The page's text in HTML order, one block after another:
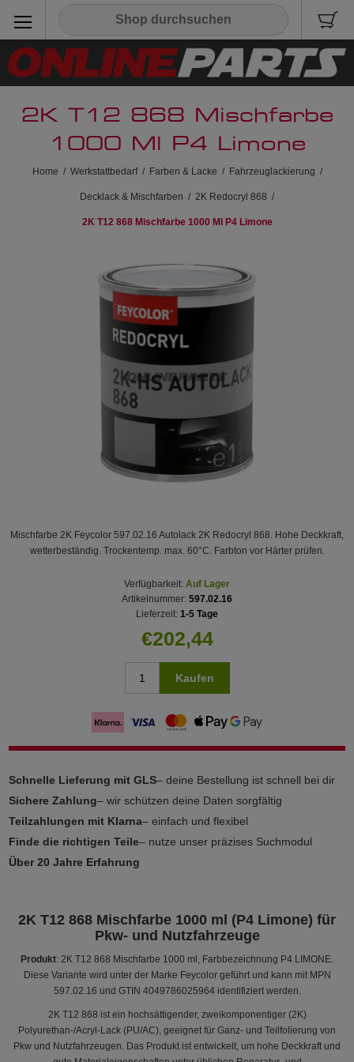
2K T12 868 Mischfarbe
1000 Ml P4 Limone
Home / Werkstattbedarf / Farben & Lacke / Fahrzeuglackierung /
Decklack & Mischfarben / 2K Redocryl 868 /
2K T12 868 Mischfarbe 1000 Ml P4 Limone
Mischfarbe 2K Feycolor 597.02.16 Autolack 2K Redocryl 868. Hohe Deckkraft,
wetterbeständig. Trockentemp. max. 60°C. Farbton vor Härter prüfen.
Verfügbarkeit: Auf Lager
Artikelnummer: 597.02.16
Lieferzeit: 1-5 Tage
€202,44
Kaufen
Schnelle Lieferung mit GLS– deine Bestellung ist schnell bei dir
Sichere Zahlung– wir schützen deine Daten sorgfältig
Teilzahlungen mit Klarna– einfach und flexibel
Finde die richtigen Teile– nutze unser präzises Suchmodul
Über 20 Jahre Erfahrung
2K T12 868 Mischfarbe 1000 ml (P4 Limone) für
Pkw- und Nutzfahrzeuge
Produkt: 2K T12 868 Mischfarbe 1000 ml, Farbbezeichnung P4 LIMONE.
Diese Variante wird unter der Marke Feycolor geführt und kann mit MPN
597.02.16 und GTIN 4049786025964 identifiziert werden.
2K T12 868 ist ein hochsättigender, zweikomponentiger (2K)
Polyurethan-/Acryl-Lack (PU/AC), geeignet für Ganz- und Teilfolierung von
Pkw und Nutzfahrzeugen. Das Produkt ist entwickelt, um hohe Deckkraft und